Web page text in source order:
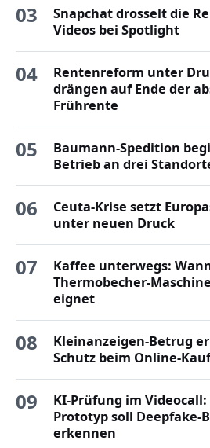
03
Snapchat drosselt die
Videos bei Spotlight
04
Rentenreform unter
drängen auf Ende der
Frührente
05
Baumann-Spedition
Betrieb an drei
06
Ceuta-Krise setzt
unter neuen Druck
07
Kaffee unterwegs:
Thermobecher-
eignet
08
Kleinanzeigen-Betrug
Schutz beim Online-
09
KI-Prüfung im
Prototyp soll Deepfake-
erkennen